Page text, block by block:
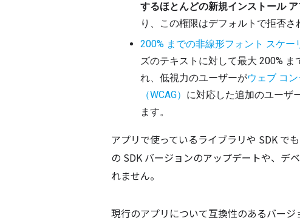
するほとんどの新規インストール
り、この権限はデフォルトで拒否さ
200% までの非線形フォント スケー
ズのテキストに対して最大 200%
れ、低視力のユーザーがウェブ コ
（WCAG） に対応した追加のユーザ
ます。
アプリで使っているライブラリや SDK で
の SDK バージョンのアップデートや、デ
れません。
現行のアプリについて互換性のあるバー